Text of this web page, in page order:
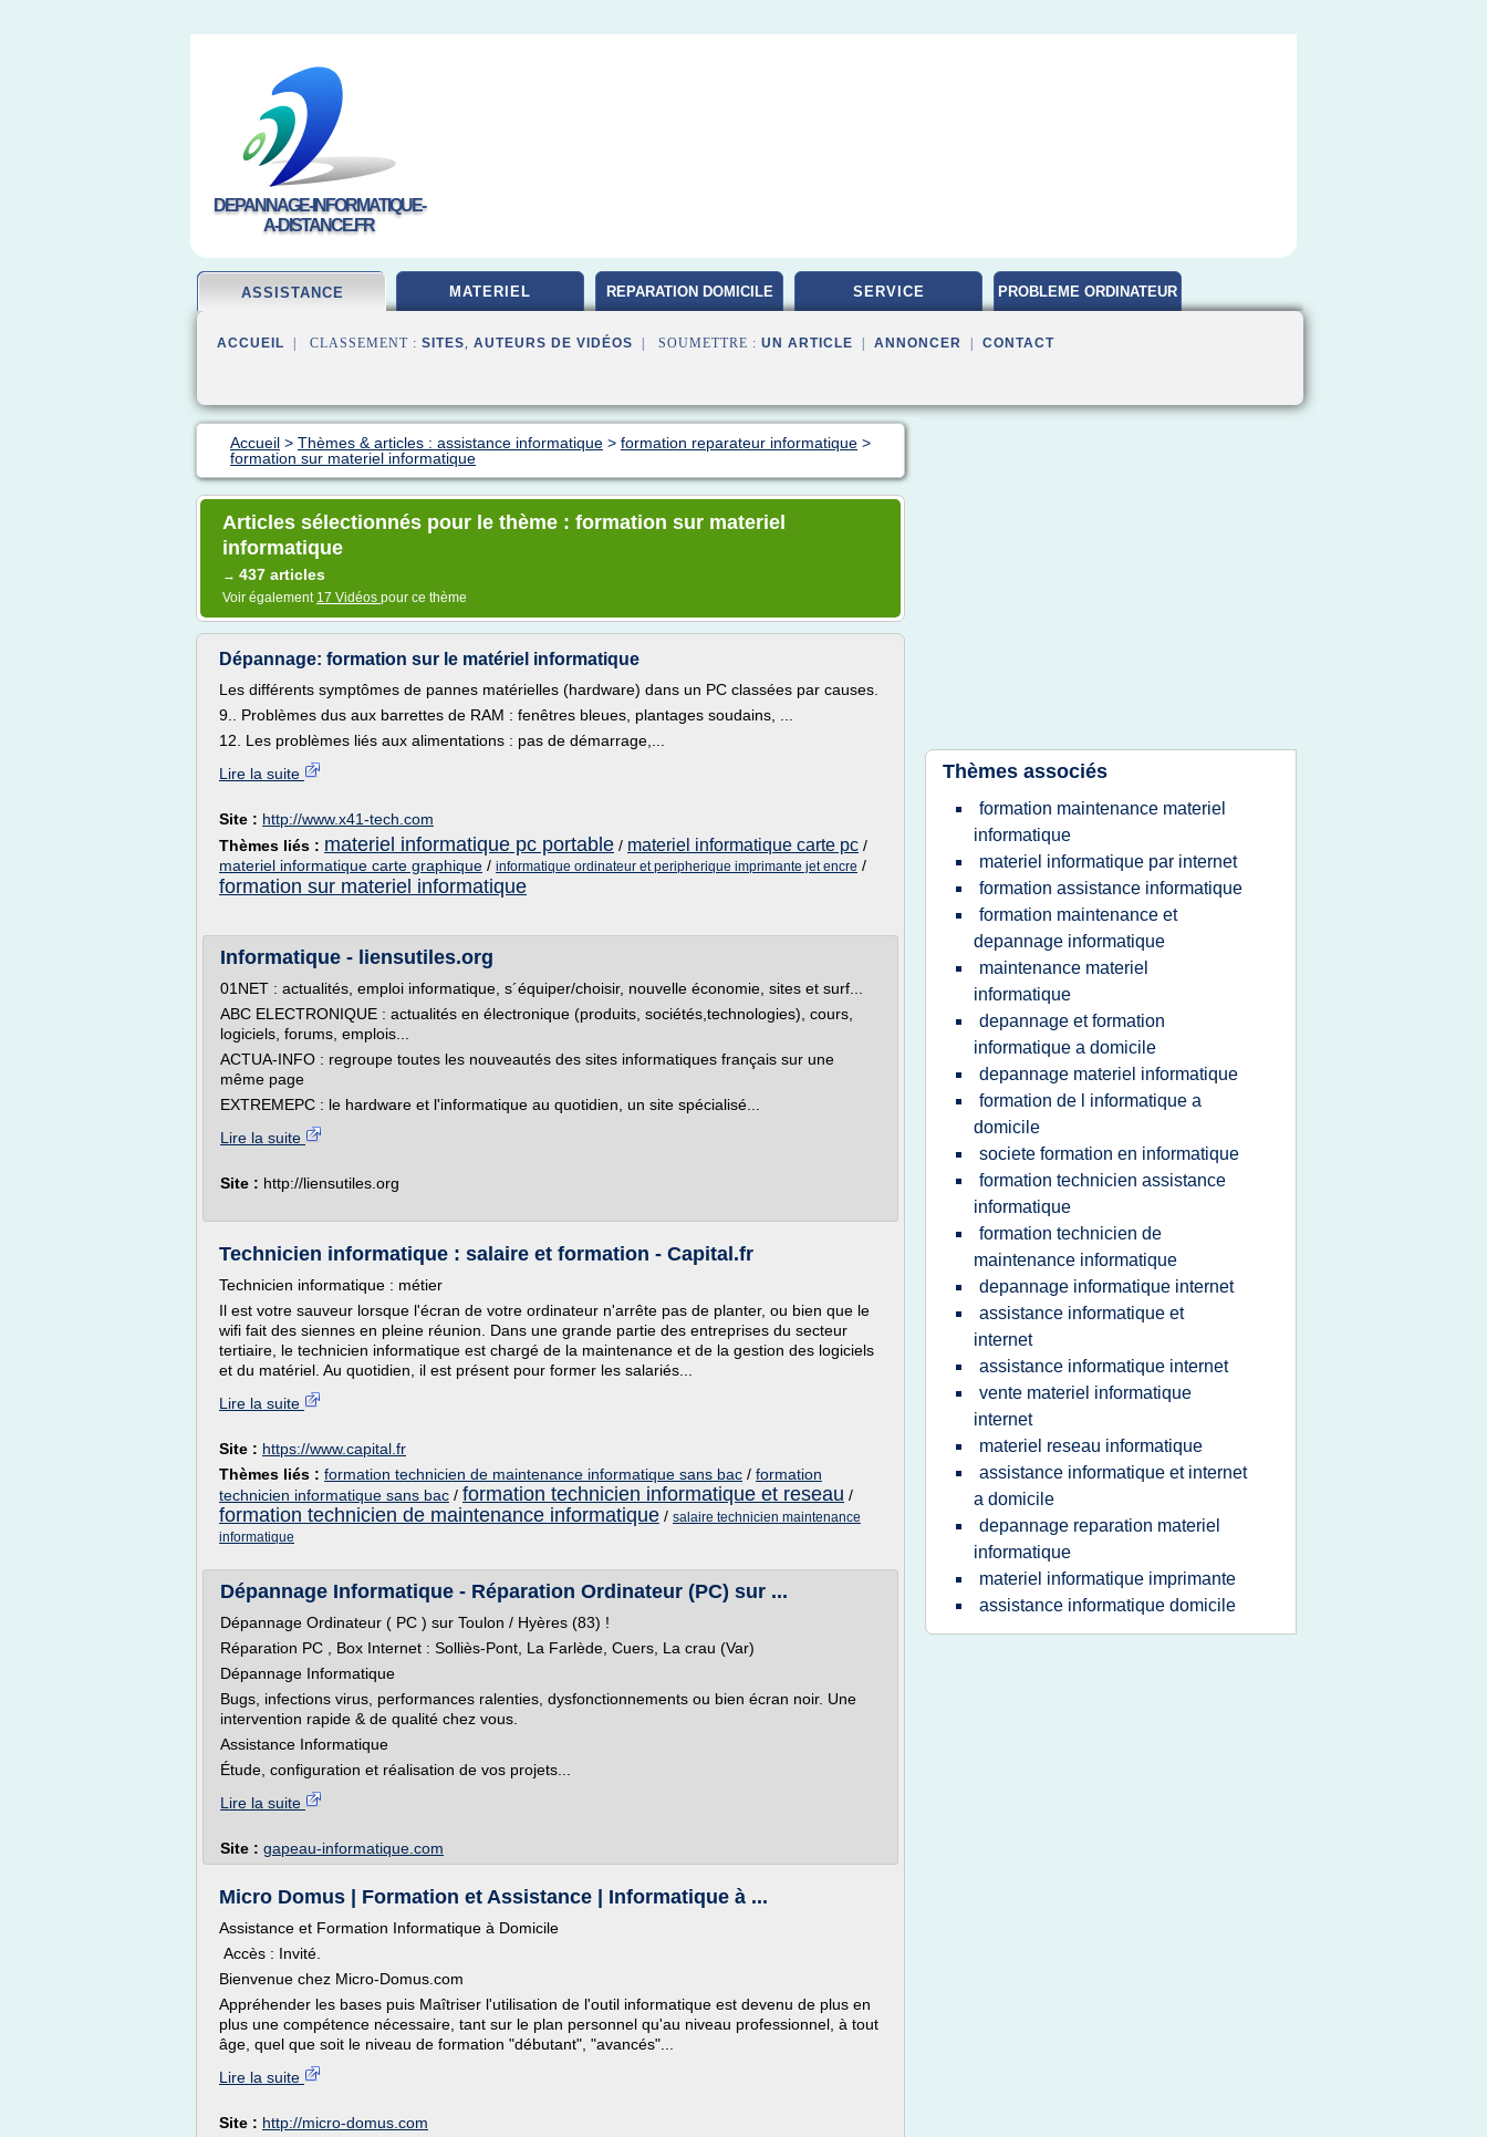
DEPANNAGE-INFORMATIQUE-
A-DISTANCE.FR
ASSISTANCE MATERIEL REPARATION DOMICILE SERVICE PROBLEME ORDINATEUR
ACCUEIL | CLASSEMENT : SITES, AUTEURS DE VIDÉOS | SOUMETTRE : UN ARTICLE ANNONCER CONTACT
Accueil > Thèmes & articles : assistance informatique > formation reparateur informatique >
formation sur materiel informatique
Articles sélectionnés pour le thème : formation sur materiel
informatique
→ 437 articles
Voir également 17 Vidéos pour ce thème
Dépannage: formation sur le matériel informatique
Les différents symptômes de pannes matérielles (hardware) dans un PC classées par causes.
9.. Problèmes dus aux barrettes de RAM : fenêtres bleues, plantages soudains, ...
12. Les problèmes liés aux alimentations : pas de démarrage,...
Lire la suite
Site : http://www.x41-tech.com
Thèmes liés : materiel informatique pc portable / materiel informatique carte pc /
materiel informatique carte graphique / informatique ordinateur et peripherique imprimante jet encre /
formation sur materiel informatique
Informatique - liensutiles.org
01NET : actualités, emploi informatique, s´équiper/choisir, nouvelle économie, sites et surf...
ABC ELECTRONIQUE : actualités en électronique (produits, sociétés,technologies), cours,
logiciels, forums, emplois...
ACTUA-INFO : regroupe toutes les nouveautés des sites informatiques français sur une
même page
EXTREMEPC : le hardware et l'informatique au quotidien, un site spécialisé...
Lire la suite
Site : http://liensutiles.org
Technicien informatique : salaire et formation - Capital.fr
Technicien informatique : métier
Il est votre sauveur lorsque l'écran de votre ordinateur n'arrête pas de planter, ou bien que le
wifi fait des siennes en pleine réunion. Dans une grande partie des entreprises du secteur
tertiaire, le technicien informatique est chargé de la maintenance et de la gestion des logiciels
et du matériel. Au quotidien, il est présent pour former les salariés...
Lire la suite
Site : https://www.capital.fr
Thèmes liés : formation technicien de maintenance informatique sans bac / formation
technicien informatique sans bac / formation technicien informatique et reseau /
formation technicien de maintenance informatique / salaire technicien maintenance
informatique
Dépannage Informatique - Réparation Ordinateur (PC) sur ...
Dépannage Ordinateur ( PC ) sur Toulon / Hyères (83) !
Réparation PC , Box Internet : Solliès-Pont, La Farlède, Cuers, La crau (Var)
Dépannage Informatique
Bugs, infections virus, performances ralenties, dysfonctionnements ou bien écran noir. Une
intervention rapide & de qualité chez vous.
Assistance Informatique
Étude, configuration et réalisation de vos projets...
Lire la suite
Site : gapeau-informatique.com
Micro Domus | Formation et Assistance | Informatique à ...
Assistance et Formation Informatique à Domicile
Accès : Invité.
Bienvenue chez Micro-Domus.com
Appréhender les bases puis Maîtriser l'utilisation de l'outil informatique est devenu de plus en
plus une compétence nécessaire, tant sur le plan personnel qu'au niveau professionnel, à tout
âge, quel que soit le niveau de formation "débutant", "avancés"...
Lire la suite
Site : http://micro-domus.com
Thèmes associés
formation maintenance materiel
informatique
materiel informatique par internet
formation assistance informatique
formation maintenance et
depannage informatique
maintenance materiel
informatique
depannage et formation
informatique a domicile
depannage materiel informatique
formation de l informatique a
domicile
societe formation en informatique
formation technicien assistance
informatique
formation technicien de
maintenance informatique
depannage informatique internet
assistance informatique et
internet
assistance informatique internet
vente materiel informatique
internet
materiel reseau informatique
assistance informatique et internet
a domicile
depannage reparation materiel
informatique
materiel informatique imprimante
assistance informatique domicile